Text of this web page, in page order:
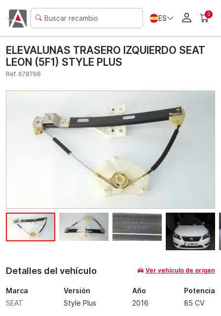
ES 0
ELEVALUNAS TRASERO IZQUIERDO SEAT
LEON (5F1) STYLE PLUS
Ref. 678766
Detalles del vehículo Ver vehículo de origen
Marca
SEAT
Versión
Style Plus
Año
2016
Potencia
85 CV